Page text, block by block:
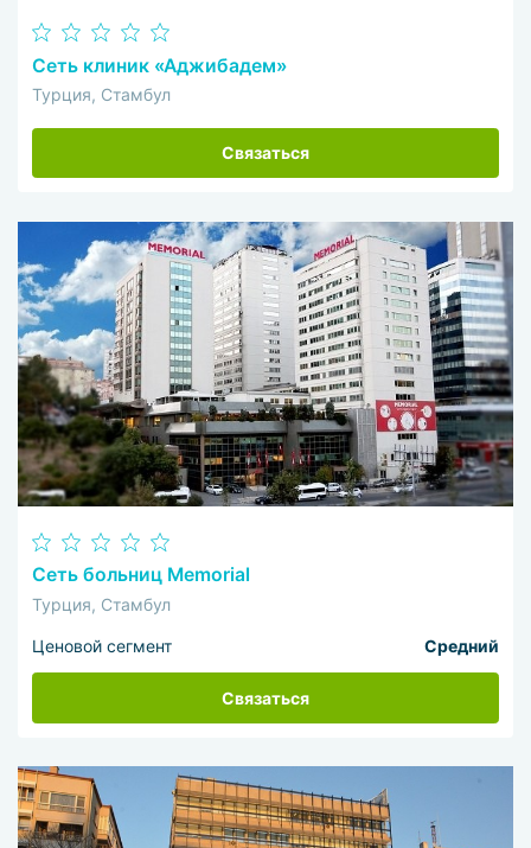
Сеть клиник «Аджибадем»
Турция, Стамбул
Связаться
Сеть больниц Memorial
Турция, Стамбул
Ценовой сегмент Средний
Связаться